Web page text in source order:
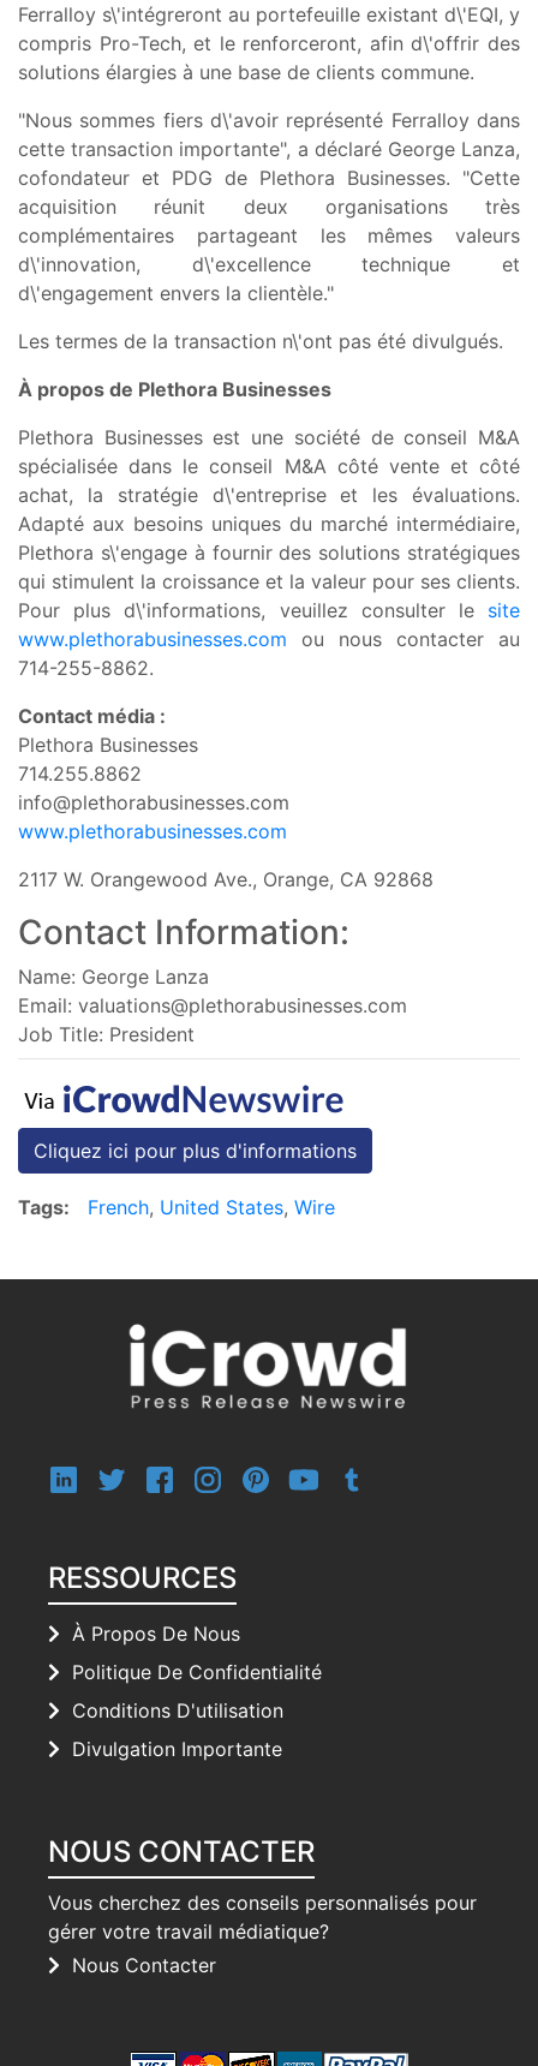
Ferralloy s\'intégreront au portefeuille existant d\'EQI, y
compris Pro-Tech, et le renforceront, afin d\'offrir des
solutions élargies à une base de clients commune.
"Nous sommes fiers d\'avoir représenté Ferralloy dans
cette transaction importante", a déclaré George Lanza,
cofondateur et PDG de Plethora Businesses. "Cette
acquisition réunit deux organisations très
complémentaires partageant les mêmes valeurs
d\'innovation, d\'excellence technique et
d\'engagement envers la clientèle."
Les termes de la transaction n\'ont pas été divulgués.
À propos de Plethora Businesses
Plethora Businesses est une société de conseil M&A
spécialisée dans le conseil M&A côté vente et côté
achat, la stratégie d\'entreprise et les évaluations.
Adapté aux besoins uniques du marché intermédiaire,
Plethora s\'engage à fournir des solutions stratégiques
qui stimulent la croissance et la valeur pour ses clients.
Pour plus d\'informations, veuillez consulter le site
www.plethorabusinesses.com ou nous contacter au
714-255-8862.
Contact média :
Plethora Businesses
714.255.8862
info@plethorabusinesses.com
www.plethorabusinesses.com
2117 W. Orangewood Ave., Orange, CA 92868
Contact Information:
Name: George Lanza
Email: valuations@plethorabusinesses.com
Job Title: President
Cliquez ici pour plus d'informations
Tags: French, United States, Wire
RESSOURCES
À Propos De Nous
Politique De Confidentialité
Conditions D'utilisation
Divulgation Importante
NOUS CONTACTER
Vous cherchez des conseils personnalisés pour
gérer votre travail médiatique?
Nous Contacter